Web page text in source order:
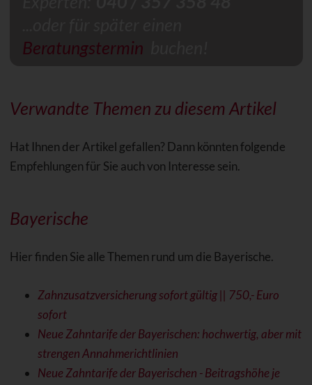
Beratungstermin
Verwandte Themen zu diesem Artikel
Hat Ihnen der Artikel gefallen? Dann könnten folgende
Empfehlungen für Sie auch von Interesse sein.
Bayerische
Hier finden Sie alle Themen rund um die Bayerische.
Zahnzusatzversicherung sofort gültig || 750,- Euro
sofort
Neue Zahntarife der Bayerischen: hochwertig, aber mit
strengen Annahmerichtlinien
Neue Zahntarife der Bayerischen - Beitragshöhe je